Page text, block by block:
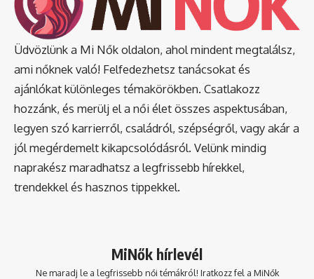
Üdvözlünk a Mi Nők oldalon, ahol mindent megtalálsz,
ami nőknek való! Felfedezhetsz tanácsokat és
ajánlókat különleges témakörökben. Csatlakozz
hozzánk, és merülj el a női élet összes aspektusában,
legyen szó karrierről, családról, szépségről, vagy akár a
jól megérdemelt kikapcsolódásról. Velünk mindig
naprakész maradhatsz a legfrissebb hírekkel,
trendekkel és hasznos tippekkel.
MiNők hírlevél
Ne maradj le a legfrissebb női témákról! Iratkozz fel a MiNők